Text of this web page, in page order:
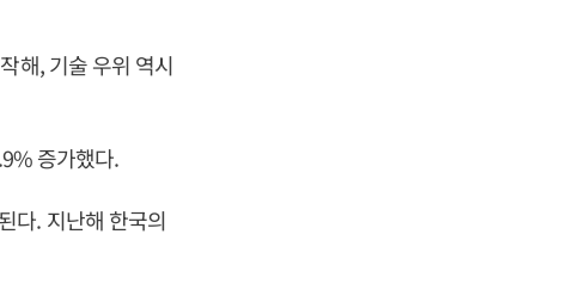
해, 기술 우위 역시
증가했다.
다. 지난해 한국의